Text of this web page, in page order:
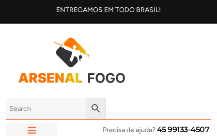
ENTREGAMOS EM TODO BRASIL!
Precisa de ajuda?45 99133-4507